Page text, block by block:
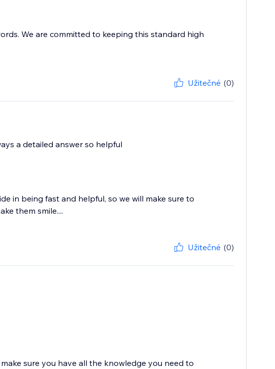
We are committed to keeping this standard high
Užitečné (0)
a detailed answer so helpful
in being fast and helpful, so we will make sure to
them smile....
Užitečné (0)
sure you have all the knowledge you need to